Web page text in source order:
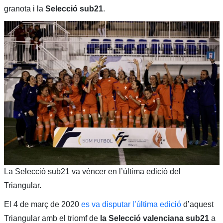
granota i la Selecció sub21.
La Selecció sub21 va véncer en l’última edició del
Triangular.
El 4 de març de 2020 es va disputar l’última ediciód’aquest
Triangular amb el triomf de la Selecció valenciana sub21a